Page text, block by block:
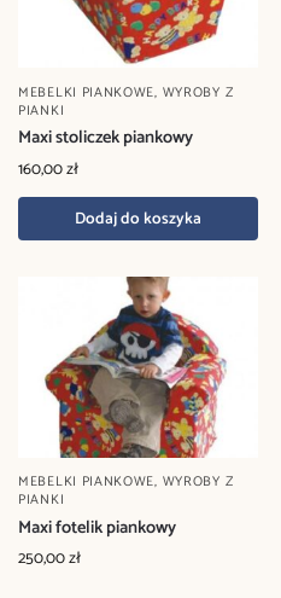
MEBELKI PIANKOWE, WYROBY Z
PIANKI
Maxi stoliczek piankowy
160,00zł
Dodaj do koszyka
MEBELKI PIANKOWE, WYROBY Z
PIANKI
Maxi fotelik piankowy
250,00zł